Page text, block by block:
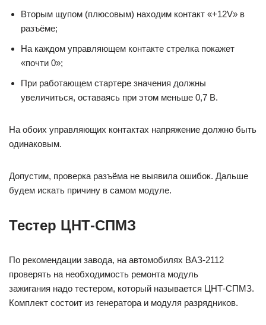
Вторым щупом (плюсовым) находим контакт «+12V» в
разъёме;
На каждом управляющем контакте стрелка покажет
«почти 0»;
При работающем стартере значения должны
увеличиться, оставаясь при этом меньше 0,7 В.
На обоих управляющих контактах напряжение должно быть
одинаковым.
Допустим, проверка разъёма не выявила ошибок. Дальше
будем искать причину в самом модуле.
Тестер ЦНТ-СПМЗ
По рекомендации завода, на автомобилях ВАЗ-2112
проверять на необходимость ремонта модуль
зажигания надо тестером, который называется ЦНТ-СПМЗ.
Комплект состоит из генератора и модуля разрядников.